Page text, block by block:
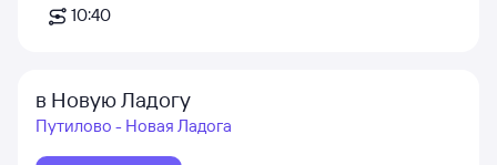
10:40
в Новую Ладогу
Путилово - Новая Ладога